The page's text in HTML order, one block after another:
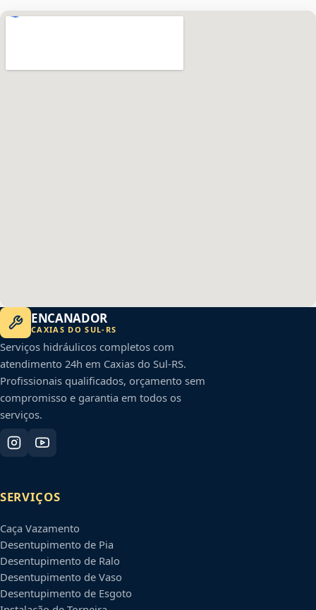
ENCANADOR
CAXIAS DO SUL- RS
Serviços hidráulicos completos com
atendimento 24h em Caxias do Sul-RS.
Profissionais qualificados, orçamento sem
compromisso e garantia em todos os
serviços.
SERVIÇOS
Caça Vazamento
Desentupimento de Pia
Desentupimento de Ralo
Desentupimento de Vaso
Desentupimento de Esgoto